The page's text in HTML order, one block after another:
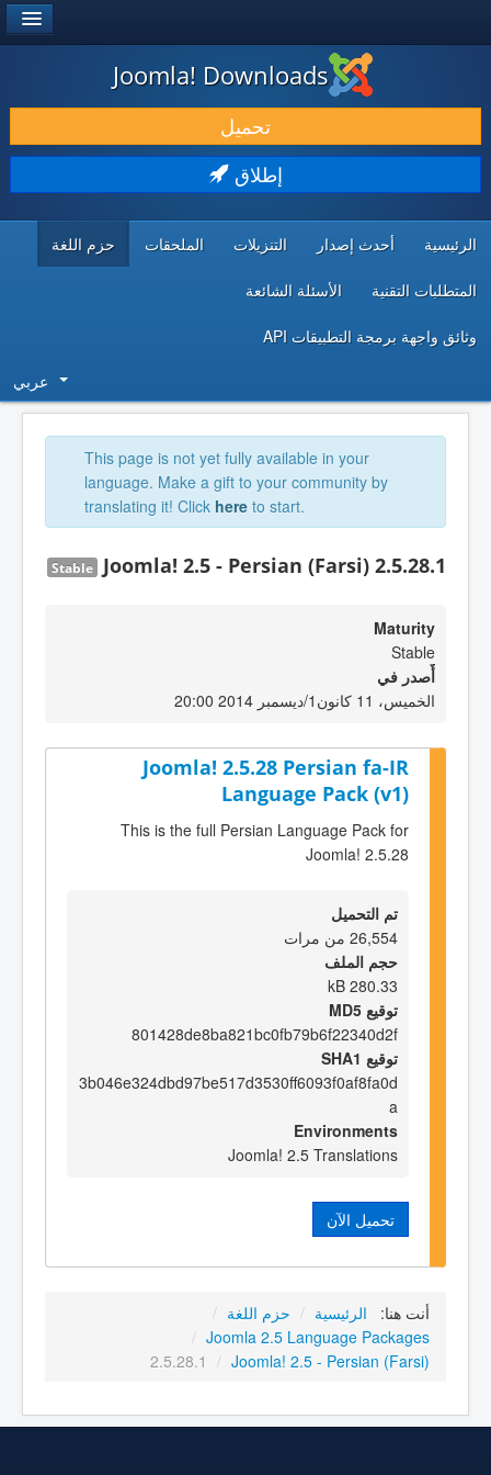
حمل & ومدد
اكتشف & تعلم
Joomla! Downloads
تحميل
إطلاق
الرئيسية أحدث إصدار التنزيلات الملحقات حزم اللغة
المتطلبات التقنية الأسئلة الشائعة
وثائق واجهة برمجة التطبيقات API
عربي
This page is not yet fully available in your
language. Make a gift to your community by
translating it! Click here to start.
Joomla! 2.5 - Persian (Farsi) 2.5.28.1
Stable
Maturity
Stable
أٌصدر في
الخميس، 11 كانون1/ديسمبر 2014 20:00
Joomla! 2.5.28 Persian fa-IR
Language Pack (v1)
This is the full Persian Language Pack for
Joomla! 2.5.28
تم التحميل
26,554 من مرات
حجم الملف
280.33 kB
توقيع MD5
801428de8ba821bc0fb79b6f22340d2f
توقيع SHA1
3b046e324dbd97be517d3530ff6093f0af8fa0d
a
Environments
Joomla! 2.5 Translations
تحميل الآن
أنت هنا: الرئيسية / حزم اللغة /
Joomla 2.5 Language Packages
/
Joomla! 2.5 - Persian (Farsi)
/
2.5.28.1